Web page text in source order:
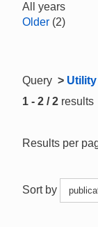
All years
Older (2)
Query >
1 - 2 / 2 results
Results per
Sort by